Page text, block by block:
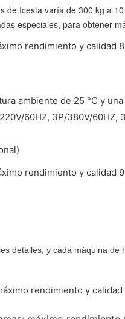
de Icesta varía de 300 kg a
especiales, para obtener
ambiente de 25 °C y
60HZ, 3P/380V/60HZ,
detalles, y cada máquina